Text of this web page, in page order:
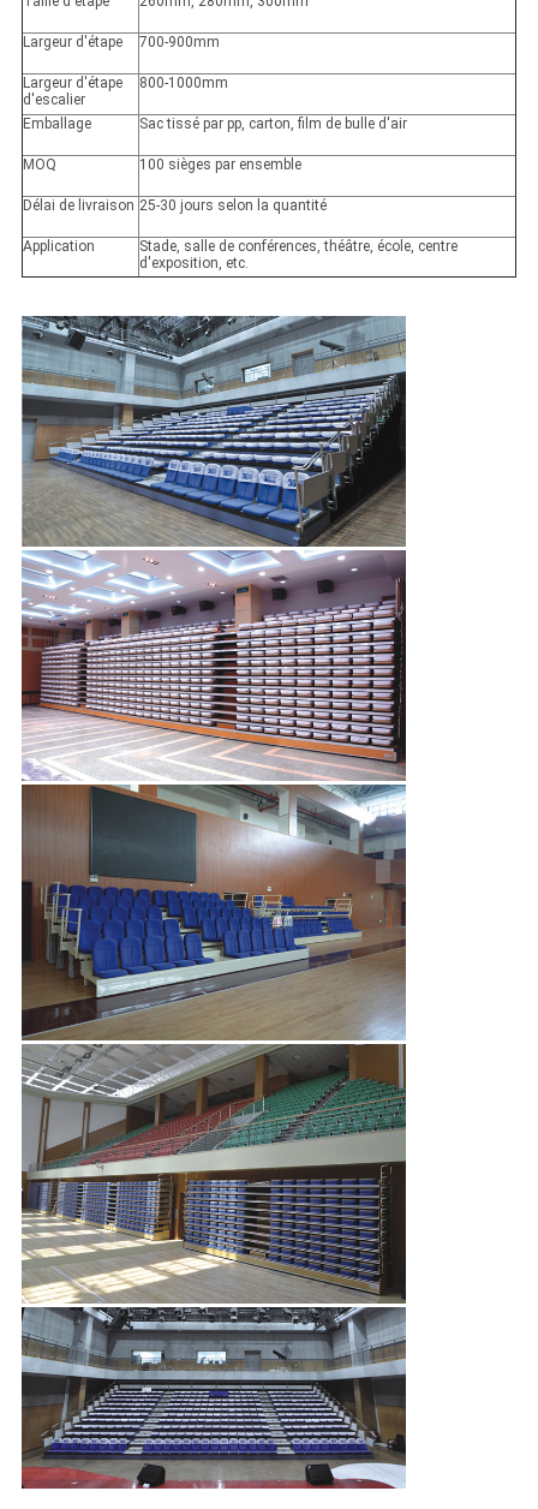
Largeur d'étape 700-900mm
Largeur d'étape
d'escalier
800-1000mm
Emballage Sac tissé par pp, carton, film de bulle d'air
MOQ 100 sièges par ensemble
Délai de livraison 25-30 jours selon la quantité
Application
Stade, salle de conférences, théâtre, école, centre
d'exposition, etc.